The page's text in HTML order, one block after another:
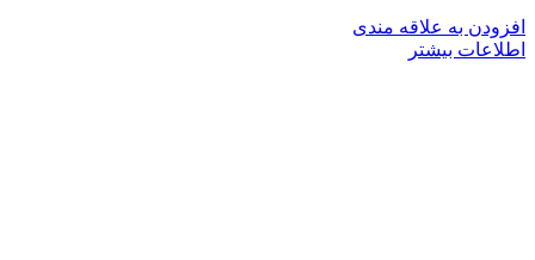
افزودن به علاقه مندی
اطلاعات بیشتر